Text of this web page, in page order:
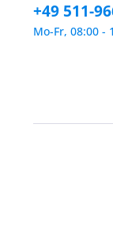
+49 511-
Mo-Fr, 08:00 -